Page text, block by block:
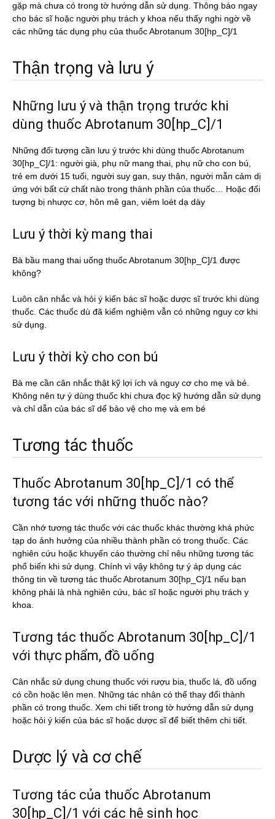
gặp mà chưa có trong tờ hướng dẫn sử dụng. Thông báo ngay
cho bác sĩ hoặc người phụ trách y khoa nếu thấy nghi ngờ về
các những tác dụng phụ của thuốc Abrotanum 30[hp_C]/1
Thận trọng và lưu ý
Những lưu ý và thận trọng trước khi
dùng thuốc Abrotanum 30[hp_C]/1
Những đối tượng cần lưu ý trước khi dùng thuốc Abrotanum
30[hp_C]/1: người già, phụ nữ mang thai, phụ nữ cho con bú,
trẻ em dưới 15 tuổi, người suy gan, suy thận, người mẫn cảm dị
ứng với bất cứ chất nào trong thành phần của thuốc… Hoặc đối
tượng bị nhược cơ, hôn mê gan, viêm loét dạ dày
Lưu ý thời kỳ mang thai
Bà bầu mang thai uống thuốc Abrotanum 30[hp_C]/1 được
không?
Luôn cân nhắc và hỏi ý kiến bác sĩ hoặc dược sĩ trước khi dùng
thuốc. Các thuốc dù đã kiểm nghiệm vẫn có những nguy cơ khi
sử dụng.
Lưu ý thời kỳ cho con bú
Bà mẹ cần cân nhắc thật kỹ lợi ích và nguy cơ cho mẹ và bé.
Không nên tự ý dùng thuốc khi chưa đọc kỹ hướng dẫn sử dụng
và chỉ dẫn của bác sĩ dể bảo vệ cho mẹ và em bé
Tương tác thuốc
Thuốc Abrotanum 30[hp_C]/1 có thể
tương tác với những thuốc nào?
Cần nhớ tương tác thuốc với các thuốc khác thường khá phức
tạp do ảnh hưởng của nhiều thành phần có trong thuốc. Các
nghiên cứu hoặc khuyến cáo thường chỉ nêu những tương tác
phổ biến khi sử dụng. Chính vì vậy không tự ý áp dụng các
thông tin về tương tác thuốc Abrotanum 30[hp_C]/1 nếu bạn
không phải là nhà nghiên cứu, bác sĩ hoặc người phụ trách y
khoa.
Tương tác thuốc Abrotanum 30[hp_C]/1
với thực phẩm, đồ uống
Cân nhắc sử dụng chung thuốc với rượu bia, thuốc lá, đồ uống
có cồn hoặc lên men. Những tác nhân có thể thay đổi thành
phần có trong thuốc. Xem chi tiết trong tờ hướng dẫn sử dụng
hoặc hỏi ý kiến của bác sĩ hoặc dược sĩ để biết thêm chi tiết.
Dược lý và cơ chế
Tương tác của thuốc Abrotanum
30[hp_C]/1 với các hệ sinh học